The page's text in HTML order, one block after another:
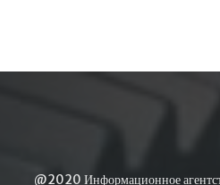
@2020 Информационное